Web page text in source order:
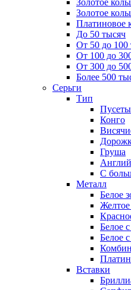
Золотое
Золотое
Платиновое
До 50 тысяч
От 50 до 100
От 100 до
От 300 до
Более 500
Серьги
Тип
Пусеты
Конго
Груша
С
Металл
Белое
Желтое
Белое
Белое
Вставки